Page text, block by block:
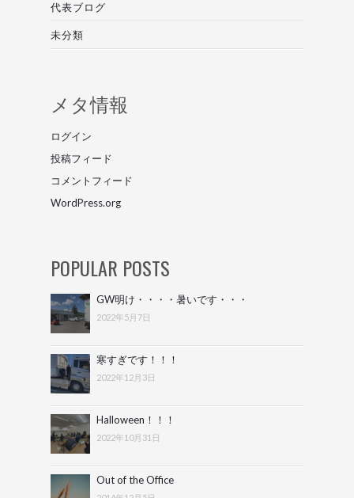
代表ブログ
未分類
メタ情報
ログイン
投稿フィード
コメントフィード
WordPress.org
POPULAR POSTS
GW明け・・・・暑いです・・・
2022年5月7日
寒すぎです！！！
2022年12月3日
Halloween！！！
2022年10月31日
Out of the Office